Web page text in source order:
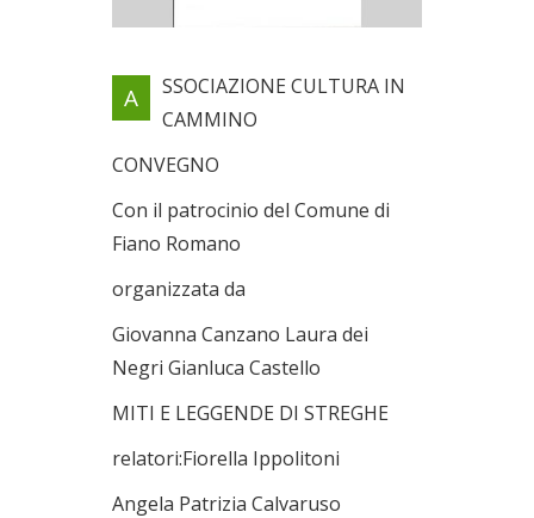
Locandina evento
Il 22/04/2012
A
SSOCIAZIONE CULTURA IN
CAMMINO
CONVEGNO
Con il patrocinio del Comune di
Fiano Romano
organizzata da
Giovanna Canzano Laura dei
Negri Gianluca Castello
MITI E LEGGENDE DI STREGHE
relatori:Fiorella Ippolitoni
Angela Patrizia Calvaruso